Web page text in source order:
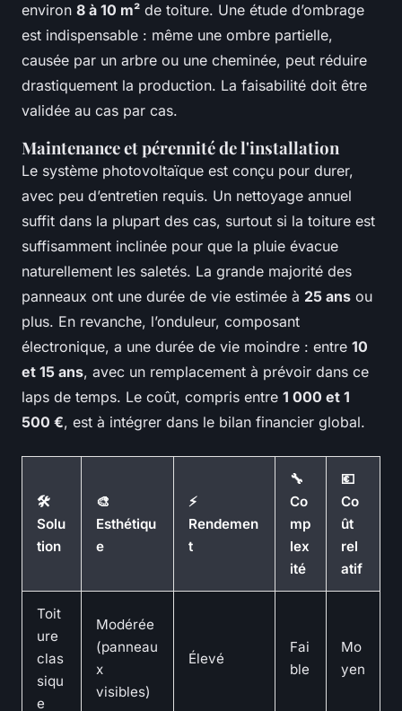
environ 8 à 10 m² de toiture. Une étude d’ombrage
est indispensable : même une ombre partielle,
causée par un arbre ou une cheminée, peut réduire
drastiquement la production. La faisabilité doit être
validée au cas par cas.
Maintenance et pérennité de l'installation
Le système photovoltaïque est conçu pour durer,
avec peu d’entretien requis. Un nettoyage annuel
suffit dans la plupart des cas, surtout si la toiture est
suffisamment inclinée pour que la pluie évacue
naturellement les saletés. La grande majorité des
panneaux ont une durée de vie estimée à 25 ans ou
plus. En revanche, l’onduleur, composant
électronique, a une durée de vie moindre : entre 10
et 15 ans, avec un remplacement à prévoir dans ce
laps de temps. Le coût, compris entre 1 000 et 1
500 €, est à intégrer dans le bilan financier global.
🛠️
Solu
tion
🎨
Esthétiqu
e
⚡
Rendemen
t
🔧
Co
mp
lex
ité
💶
Co
ût
rel
atif
Toit
ure
clas
siqu
e
Modérée
(panneau
x
visibles)
Élevé
Fai
ble
Mo
yen